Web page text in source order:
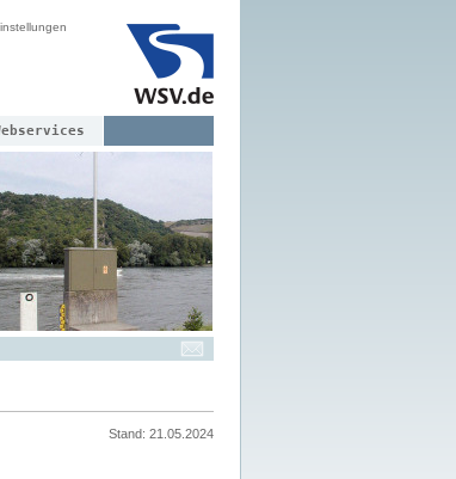
Stand: 21.05.2024